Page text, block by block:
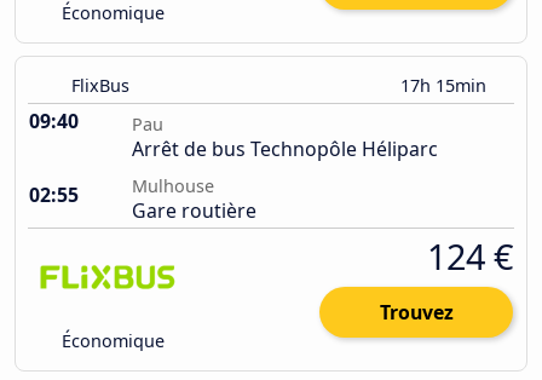
Économique
FlixBus 17h 15min
09:40 Pau
Arrêt de bus Technopôle Héliparc
02:55
Mulhouse
Gare routière
Économique
124 €
Trouvez